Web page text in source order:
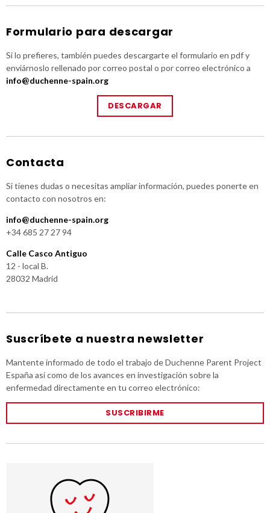
Formulario para descargar
Si lo prefieres, también puedes descargarte el formulario en pdf y
enviárnoslo rellenado por correo postal o por correo electrónico a
info@duchenne-spain.org
DESCARGAR
Contacta
Si tienes dudas o necesitas ampliar información, puedes ponerte en
contacto con nosotros en:
info@duchenne-spain.org
+34 685 27 27 94
Calle Casco Antiguo
12 - local B.
28032 Madrid
Suscríbete a nuestra newsletter
Mantente informado de todo el trabajo de Duchenne Parent Project
España así como de los avances en investigación sobre la
enfermedad directamente en tu correo electrónico:
SUSCRIBIRME